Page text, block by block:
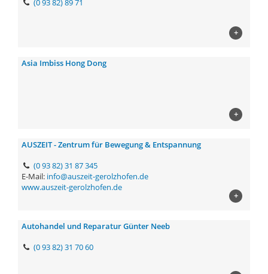
+
(0 93 82) 89 71
Asia Imbiss Hong Dong
+
AUSZEIT - Zentrum für Bewegung & Entspannung
+
(0 93 82) 31 87 345
E-Mail: info@auszeit-gerolzhofen.de
www.auszeit-gerolzhofen.de
Autohandel und Reparatur Günter Neeb
(0 93 82) 31 70 60